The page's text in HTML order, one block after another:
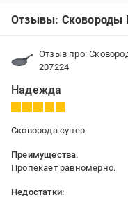
Отзывы: Сковороды
Отзыв про:
207224
Надежда
Сковорода супер
Преимущества:
Пропекает равномерно.
Недостатки: